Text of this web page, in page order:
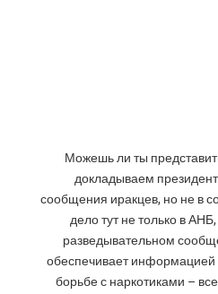
Можешь ли ты
докладываем
сообщения иракцев, но не в
дело тут не только в
разведывательном
обеспечивает
борьбе с наркотиками –